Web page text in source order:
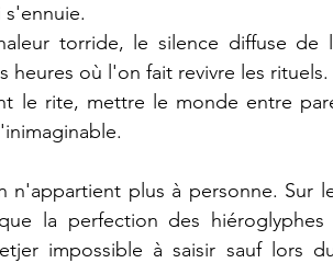
torride, le silence diffuse de
heures où l'on fait revivre les rituels.
le rite, mettre le monde entre
n'appartient plus à personne. Sur
la perfection des
impossible à saisir sauf lors